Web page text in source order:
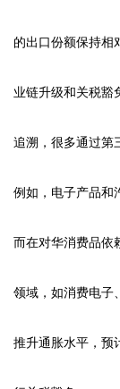
的出口份额保持相
业链升级和关税豁
追溯，很多通过第
例如，电子产品和
而在对华消费品依
领域，如消费电子
推升通胀水平，预